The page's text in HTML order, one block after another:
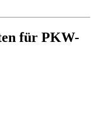
für PKW-